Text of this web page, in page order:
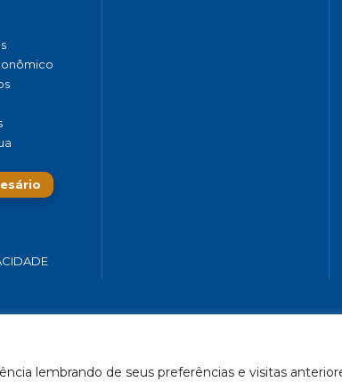
lembrando de seus preferências e visitas
TURISMO DO ESTADO DE MINAS GERAIS –
Feito por Célula 21